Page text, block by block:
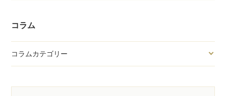
コラム
コラムカテゴリー